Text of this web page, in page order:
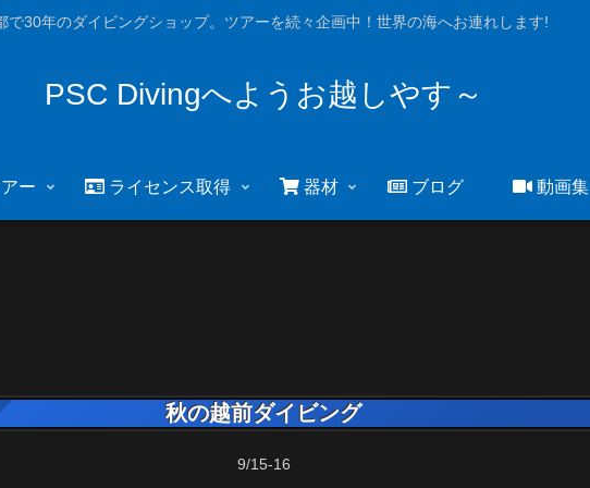
で30年のダイビングショップ。ツアーを続々企画中！世界の海へお連れします!
PSC Divingへようお越しやす～
ー ライセンス取得 器材 ブログ 動画集
秋の越前ダイビング
9/15-16